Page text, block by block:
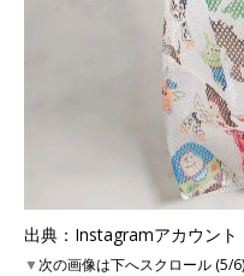
出典：Instagramアカウン
▼次の画像は下へスクロール (5/6)